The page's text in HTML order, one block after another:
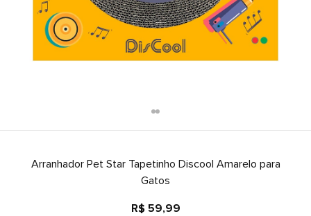
Arranhador Pet Star Tapetinho Discool Amarelo para
Gatos
R$ 59,99